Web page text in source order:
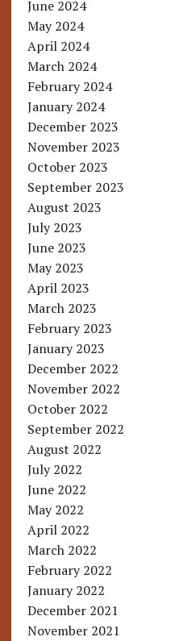
June 2024
May 2024
April 2024
March 2024
February 2024
January 2024
December 2023
November 2023
October 2023
September 2023
August 2023
July 2023
June 2023
May 2023
April 2023
March 2023
February 2023
January 2023
December 2022
November 2022
October 2022
September 2022
August 2022
July 2022
June 2022
May 2022
April 2022
March 2022
February 2022
January 2022
December 2021
November 2021